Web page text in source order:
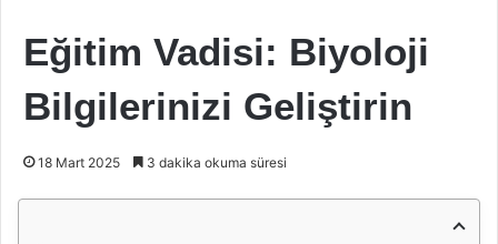
Eğitim Vadisi: Biyoloji
Bilgilerinizi Geliştirin
18 Mart 2025 3 dakika okuma süresi